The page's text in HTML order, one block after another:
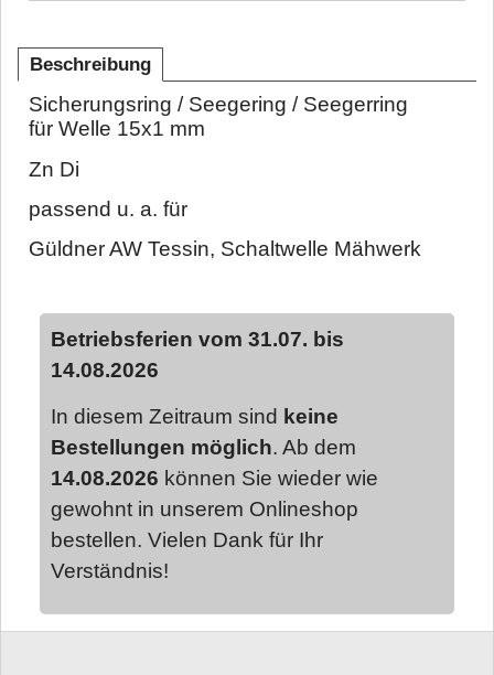
Beschreibung
Sicherungsring / Seegering / Seegerring
für Welle 15x1 mm
Zn Di
passend u. a. für
Güldner AW Tessin, Schaltwelle Mähwerk
Betriebsferien vom 31.07. bis
14.08.2026
In diesem Zeitraum sind keine
Bestellungen möglich. Ab dem
14.08.2026 können Sie wieder wie
gewohnt in unserem Onlineshop
bestellen. Vielen Dank für Ihr
Verständnis!